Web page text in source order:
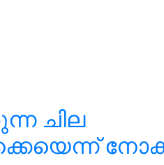
ചില